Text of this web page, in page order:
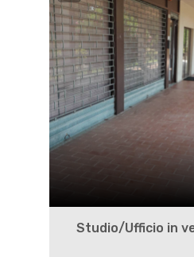
Studio/Ufficio in